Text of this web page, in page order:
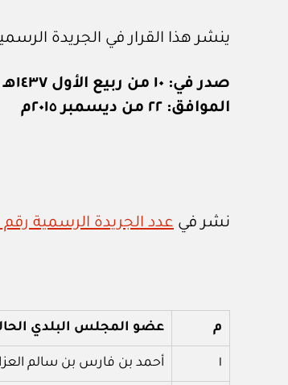
ينشر هذا القرار في الجريدة
صدر في: ١٠ من ربيع الأول ١٤٣٧هـ
الموافق: ٢٢ من ديسمبر ٢٠١٥م
نشر في عدد الجريدة الرسمية رقم (١١٣١) الصادر في ١٠ / ١ /
م عضو المجلس البلدي
١ أحمد بن فارس بن سالم